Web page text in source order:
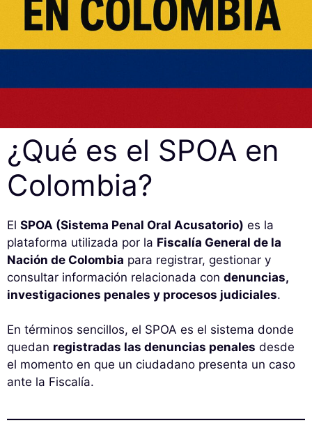
¿Qué es el SPOA en
Colombia?
El SPOA (Sistema Penal Oral Acusatorio) es la
plataforma utilizada por la Fiscalía General de la
Nación de Colombia para registrar, gestionar y
consultar información relacionada con denuncias,
investigaciones penales y procesos judiciales.
En términos sencillos, el SPOA es el sistema donde
quedan registradas las denuncias penales desde
el momento en que un ciudadano presenta un caso
ante la Fiscalía.